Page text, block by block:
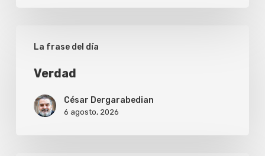
La frase del día
Verdad
César Dergarabedian
6 agosto, 2026